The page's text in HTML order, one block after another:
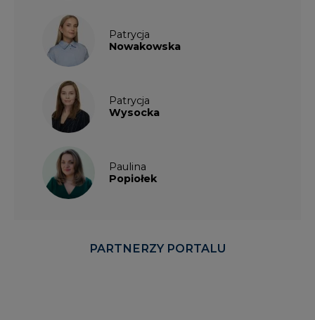
Patrycja
Nowakowska
Patrycja
Wysocka
Paulina
Popiołek
PARTNERZY PORTALU